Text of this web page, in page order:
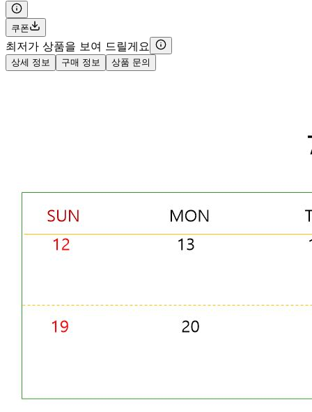
쿠폰
최저가 상품을 보여 드릴게요
상세 정보 구매 정보 상품 문의